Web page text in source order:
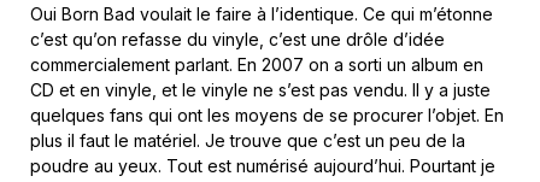
Oui Born Bad voulait le faire à l’identique. Ce qui m’étonne
c’est qu’on refasse du vinyle, c’est une drôle d’idée
commercialement parlant. En 2007 on a sorti un album en
CD et en vinyle, et le vinyle ne s’est pas vendu. Il y a juste
quelques fans qui ont les moyens de se procurer l’objet. En
plus il faut le matériel. Je trouve que c’est un peu de la
poudre au yeux. Tout est numérisé aujourd’hui. Pourtant je